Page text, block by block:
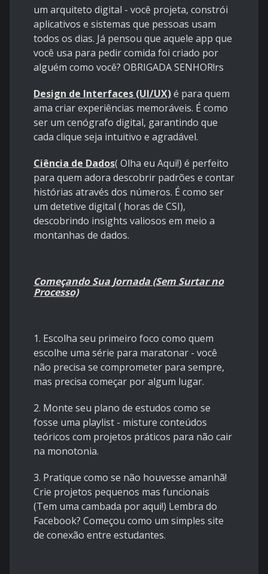
um arquiteto digital - você projeta, constrói
aplicativos e sistemas que pessoas usam
todos os dias. Já pensou que aquele app que
você usa para pedir comida foi criado por
alguém como você? OBRIGADA SENHOR!rs
Design de Interfaces (UI/UX)é para quem
ama criar experiências memoráveis. É como
ser um cenógrafo digital, garantindo que
cada clique seja intuitivo e agradável.
Ciência de Dados( Olha eu Aqui!) é perfeito
para quem adora descobrir padrões e contar
histórias através dos números. É como ser
um detetive digital ( horas de CSI),
descobrindo insights valiosos em meio a
montanhas de dados.
Começando Sua Jornada (Sem Surtar no
Processo)
1. Escolha seu primeiro foco como quem
escolhe uma série para maratonar - você
não precisa se comprometer para sempre,
mas precisa começar por algum lugar.
2. Monte seu plano de estudos como se
fosse uma playlist - misture conteúdos
teóricos com projetos práticos para não cair
na monotonia.
3. Pratique como se não houvesse amanhã!
Crie projetos pequenos mas funcionais
(Tem uma cambada por aqui!) Lembra do
Facebook? Começou como um simples site
de conexão entre estudantes.